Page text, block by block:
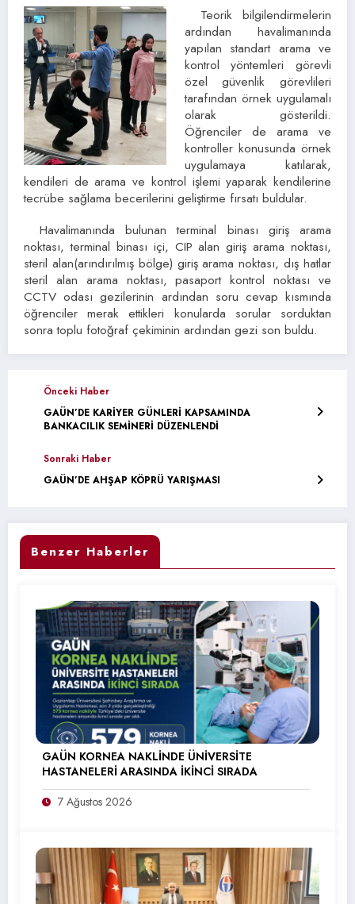
Teorik bilgilendirmelerin
ardından havalimanında
yapılan standart arama ve
kontrol yöntemleri görevli
özel güvenlik görevlileri
tarafından örnek uygulamalı
olarak gösterildi.
Öğrenciler de arama ve
kontroller konusunda örnek
uygulamaya katılarak,
kendileri de arama ve kontrol işlemi yaparak kendilerine
tecrübe sağlama becerilerini geliştirme fırsatı buldular.
Havalimanında bulunan terminal binası giriş arama
noktası, terminal binası içi, CIP alan giriş arama noktası,
steril alan(arındırılmış bölge) giriş arama noktası, dış hatlar
steril alan arama noktası, pasaport kontrol noktası ve
CCTV odası gezilerinin ardından soru cevap kısmında
öğrenciler merak ettikleri konularda sorular sorduktan
sonra toplu fotoğraf çekiminin ardından gezi son buldu.
Önceki Haber
GAÜN’DE KARİYER GÜNLERİ KAPSAMINDA
BANKACILIK SEMİNERİ DÜZENLENDİ
Sonraki Haber
GAÜN’DE AHŞAP KÖPRÜ YARIŞMASI
Benzer Haberler
GAÜN KORNEA NAKLİNDE ÜNİVERSİTE
HASTANELERİ ARASINDA İKİNCİ SIRADA
7 Ağustos 2026